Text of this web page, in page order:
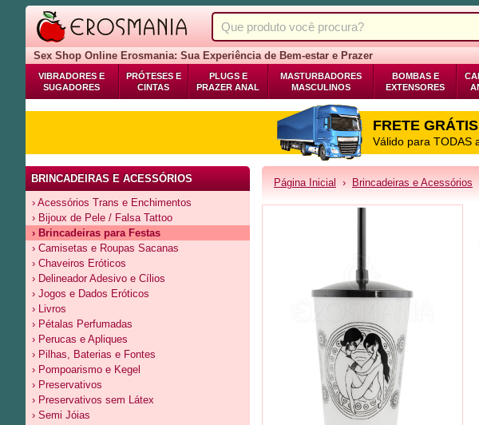
Sex Shop Online Erosmania: Sua Experiência de Bem-estar e Prazer
VIBRADORES E
SUGADORES
PRÓTESES E
CINTAS
PLUGS E
PRAZER ANAL
MASTURBADORES
MASCULINOS
BOMBAS E
EXTENSORES
FRETE GRÁTIS
Válido para TODAS
BRINCADEIRAS E ACESSÓRIOS
› Acessórios Trans e Enchimentos
› Bijoux de Pele / Falsa Tattoo
› Brincadeiras para Festas
› Camisetas e Roupas Sacanas
› Chaveiros Eróticos
› Delineador Adesivo e Cílios
› Jogos e Dados Eróticos
› Livros
› Pétalas Perfumadas
› Perucas e Apliques
› Pilhas, Baterias e Fontes
› Pompoarismo e Kegel
› Preservativos
› Preservativos sem Látex
› Semi Jóias
Página Inicial › Brincadeiras e Acessórios